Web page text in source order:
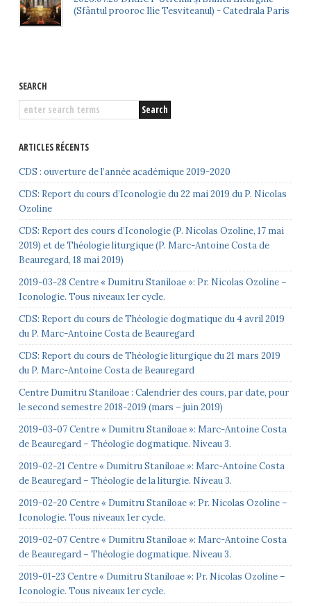
(Sfântul prooroc Ilie Tesviteanul) - Catedrala Paris
SEARCH
ARTICLES RÉCENTS
CDS : ouverture de l’année académique 2019-2020
CDS: Report du cours d’Iconologie du 22 mai 2019 du P. Nicolas
Ozoline
CDS: Report des cours d’Iconologie (P. Nicolas Ozoline, 17 mai
2019) et de Théologie liturgique (P. Marc-Antoine Costa de
Beauregard, 18 mai 2019)
2019-03-28 Centre « Dumitru Staniloae »: Pr. Nicolas Ozoline –
Iconologie. Tous niveaux 1er cycle.
CDS: Report du cours de Théologie dogmatique du 4 avril 2019
du P. Marc-Antoine Costa de Beauregard
CDS: Report du cours de Théologie liturgique du 21 mars 2019
du P. Marc-Antoine Costa de Beauregard
Centre Dumitru Staniloae : Calendrier des cours, par date, pour
le second semestre 2018-2019 (mars – juin 2019)
2019-03-07 Centre « Dumitru Staniloae »: Marc-Antoine Costa
de Beauregard – Théologie dogmatique. Niveau 3.
2019-02-21 Centre « Dumitru Staniloae »: Marc-Antoine Costa
de Beauregard – Théologie de la liturgie. Niveau 3.
2019-02-20 Centre « Dumitru Staniloae »: Pr. Nicolas Ozoline –
Iconologie. Tous niveaux 1er cycle.
2019-02-07 Centre « Dumitru Staniloae »: Marc-Antoine Costa
de Beauregard – Théologie dogmatique. Niveau 3.
2019-01-23 Centre « Dumitru Staniloae »: Pr. Nicolas Ozoline –
Iconologie. Tous niveaux 1er cycle.